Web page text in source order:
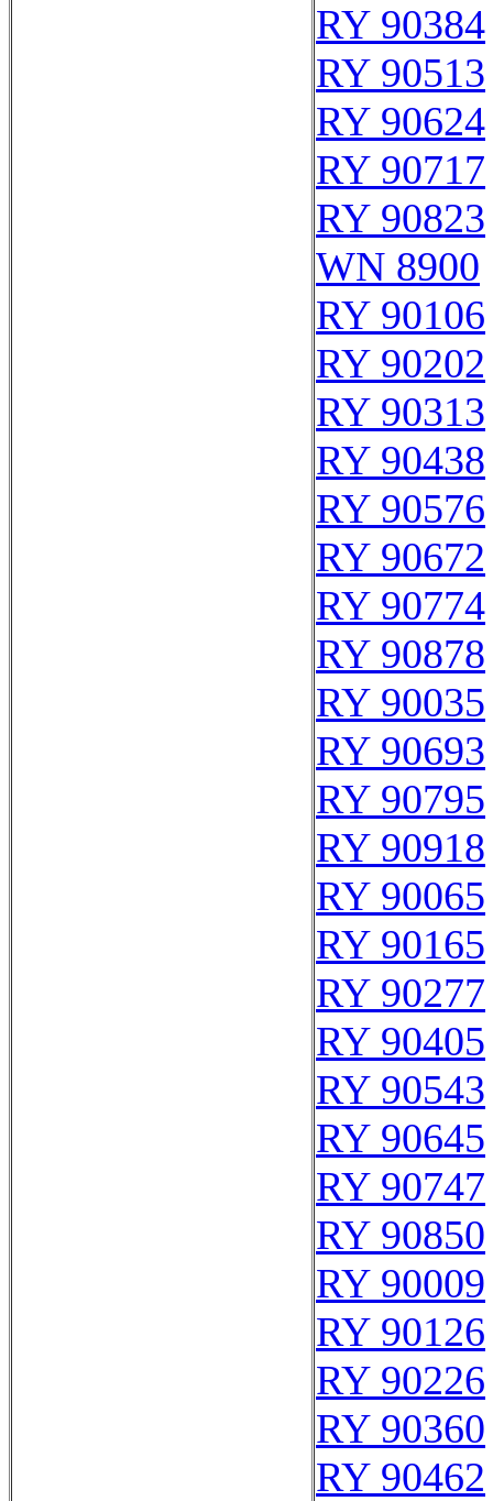
RY 90384
RY 90513
RY 90624
RY 90717
RY 90823
WN 8900
RY 90106
RY 90202
RY 90313
RY 90438
RY 90576
RY 90672
RY 90774
RY 90878
RY 90035
RY 90693
RY 90795
RY 90918
RY 90065
RY 90165
RY 90277
RY 90405
RY 90543
RY 90645
RY 90747
RY 90850
RY 90009
RY 90126
RY 90226
RY 90360
RY 90462